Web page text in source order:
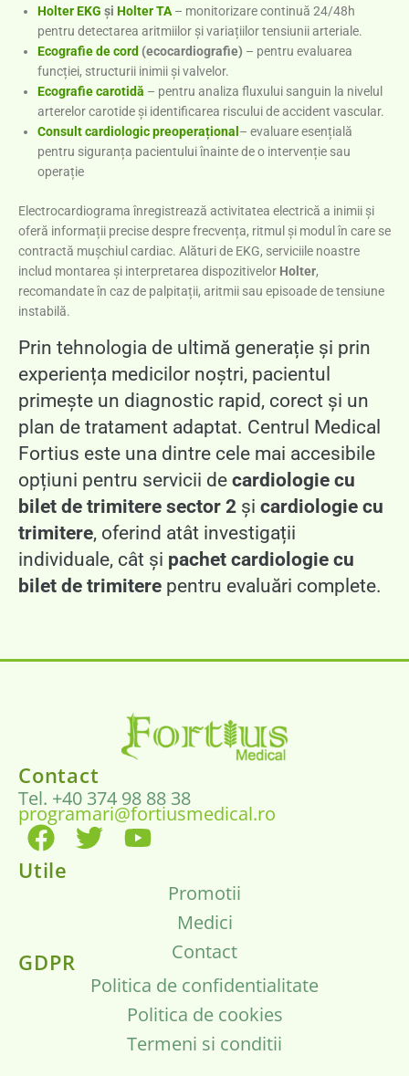
Holter EKG și Holter TA – monitorizare continuă 24/48h
pentru detectarea aritmiilor și variațiilor tensiunii arteriale.
Ecografie de cord (ecocardiografie) – pentru evaluarea
funcției, structurii inimii și valvelor.
Ecografie carotidă – pentru analiza fluxului sanguin la nivelul
arterelor carotide și identificarea riscului de accident vascular.
Consult cardiologic preoperațional – evaluare esențială
pentru siguranța pacientului înainte de o intervenție sau
operație
Electrocardiograma înregistrează activitatea electrică a inimii și
oferă informații precise despre frecvența, ritmul și modul în care se
contractă mușchiul cardiac. Alături de EKG, serviciile noastre
includ montarea și interpretarea dispozitivelor Holter,
recomandate în caz de palpitații, aritmii sau episoade de tensiune
instabilă.
Prin tehnologia de ultimă generație și prin
experiența medicilor noștri, pacientul
primește un diagnostic rapid, corect și un
plan de tratament adaptat. Centrul Medical
Fortius este una dintre cele mai accesibile
opțiuni pentru servicii de cardiologie cu
bilet de trimitere sector 2 și cardiologie cu
trimitere, oferind atât investigații
individuale, cât și pachet cardiologie cu
bilet de trimitere pentru evaluări complete.
Contact
Tel. +40 374 98 88 38
programari@fortiusmedical.ro
Utile
Promotii
Medici
Contact
GDPR
Politica de confidentialitate
Politica de cookies
Termeni si conditii